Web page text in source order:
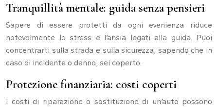
Tranquillità mentale: guida senza pensieri
Sapere di essere protetti da ogni evenienza riduce
notevolmente lo stress e l’ansia legati alla guida. Puoi
concentrarti sulla strada e sulla sicurezza, sapendo che in
caso di incidente o danno, sei coperto.
Protezione finanziaria: costi coperti
I costi di riparazione o sostituzione di un’auto possono